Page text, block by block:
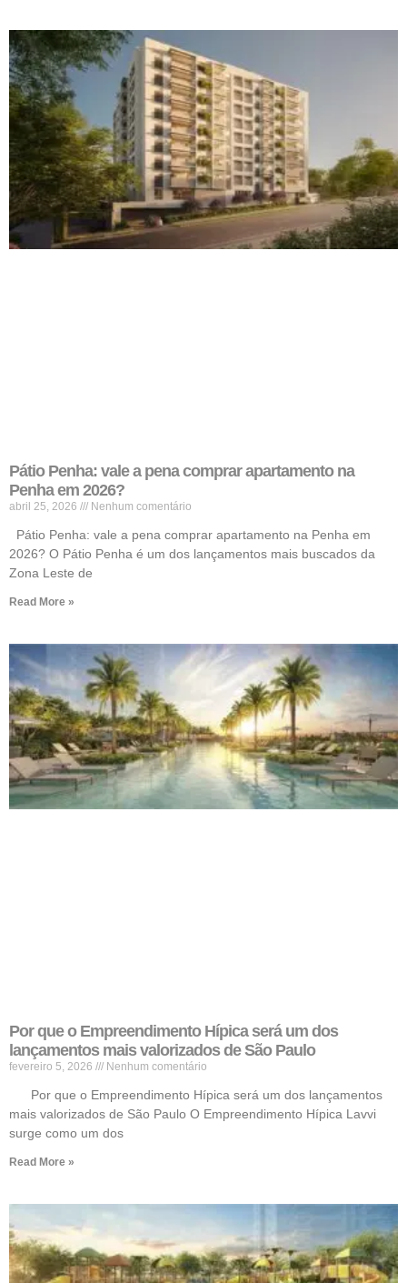
Pátio Penha: vale a pena comprar apartamento na
Penha em 2026?
abril 25, 2026 Nenhum comentário
Pátio Penha: vale a pena comprar apartamento na Penha em
2026? O Pátio Penha é um dos lançamentos mais buscados da
Zona Leste de
Read More »
Por que o Empreendimento Hípica será um dos
lançamentos mais valorizados de São Paulo
fevereiro 5, 2026 Nenhum comentário
Por que o Empreendimento Hípica será um dos lançamentos
mais valorizados de São Paulo O Empreendimento Hípica Lavvi
surge como um dos
Read More »